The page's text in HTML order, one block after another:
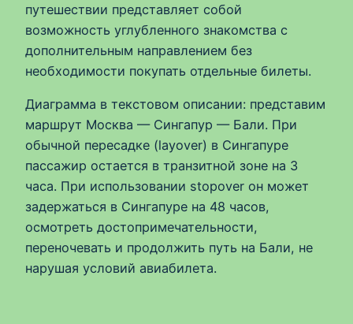
путешествии представляет собой
возможность углубленного знакомства с
дополнительным направлением без
необходимости покупать отдельные билеты.
Диаграмма в текстовом описании: представим
маршрут Москва — Сингапур — Бали. При
обычной пересадке (layover) в Сингапуре
пассажир остается в транзитной зоне на 3
часа. При использовании stopover он может
задержаться в Сингапуре на 48 часов,
осмотреть достопримечательности,
переночевать и продолжить путь на Бали, не
нарушая условий авиабилета.